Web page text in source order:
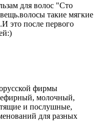
для волос "Сто
такие мягкие
это после первого
фирмы
молочный,
и послушные,
для разных